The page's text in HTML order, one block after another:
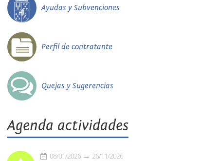
Ayudas y Subvenciones
Perfil de contratante
Quejas y Sugerencias
Agenda actividades
08/01/2026 26/11/2026